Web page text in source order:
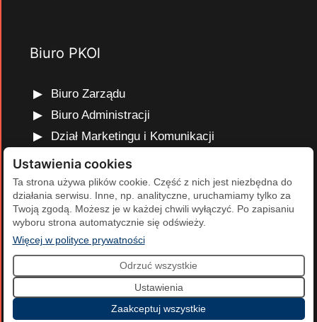
Biuro PKOl
Biuro Zarządu
Biuro Administracji
Dział Marketingu i Komunikacji
Dział Edukacji Olimpijskiej
Dział Finansów i Kadr
Dział Projektów Olimpijskich
Dział Programów Rozwojowych
2026 Polski Komitet Olimpijski | Projekt i realizacja:
Cumulus.
Ustawienia cookies
Ta strona używa plików cookie. Część z nich jest niezbędna do
działania serwisu. Inne, np. analityczne, uruchamiamy tylko za
Twoją zgodą. Możesz je w każdej chwili wyłączyć. Po zapisaniu
wyboru strona automatycznie się odświeży.
Więcej w polityce prywatności(otwiera się w nowej karcie)
Odrzuć wszystkie
Ustawienia
Zaakceptuj wszystkie